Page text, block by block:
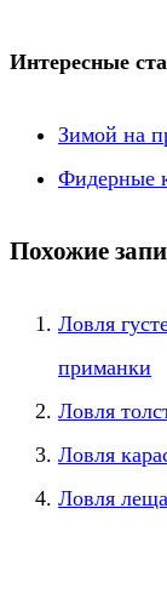
Интересные
Зимой на
Фидерные
Похожие
Ловля
приманки
Ловля
Ловля
Ловля